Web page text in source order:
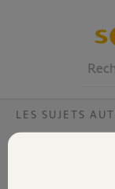
Volet
LES SUJETS